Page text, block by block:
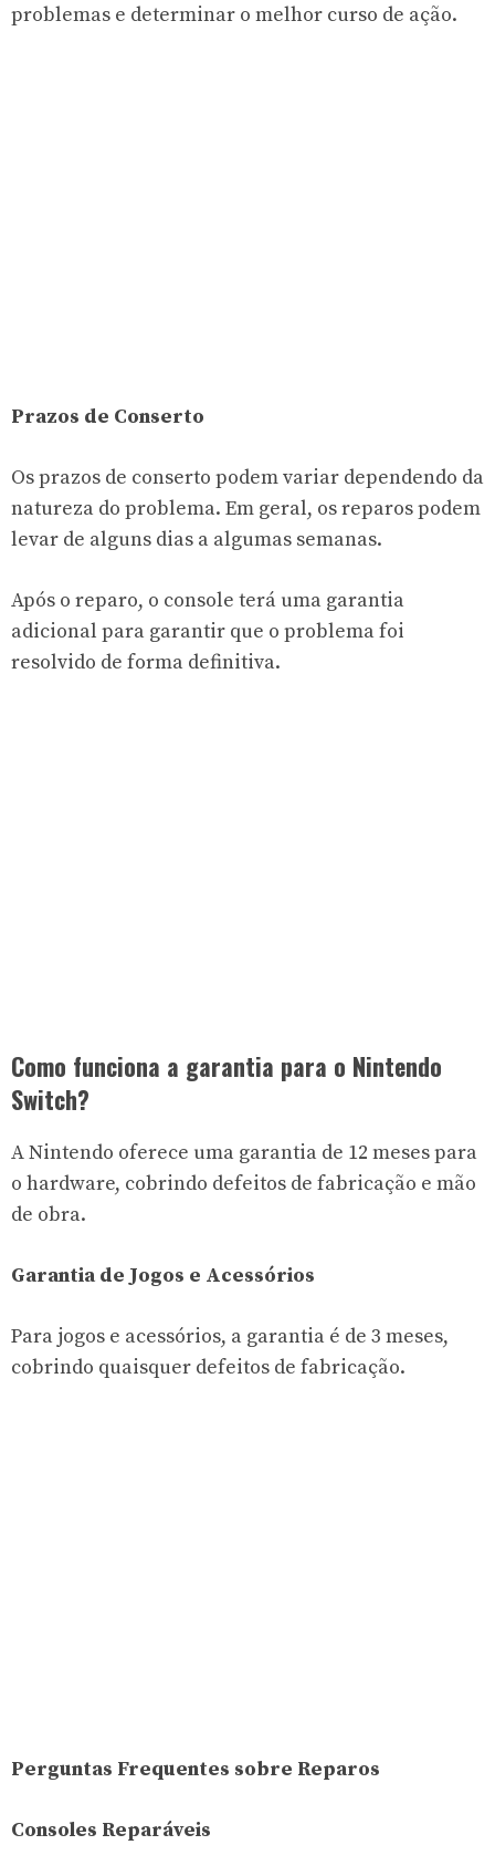
problemas e determinar o melhor curso de ação.
Prazos de Conserto
Os prazos de conserto podem variar dependendo da
natureza do problema. Em geral, os reparos podem
levar de alguns dias a algumas semanas.
Após o reparo, o console terá uma garantia
adicional para garantir que o problema foi
resolvido de forma definitiva.
Como funciona a garantia para o Nintendo
Switch?
A Nintendo oferece uma garantia de 12 meses para
o hardware, cobrindo defeitos de fabricação e mão
de obra.
Garantia de Jogos e Acessórios
Para jogos e acessórios, a garantia é de 3 meses,
cobrindo quaisquer defeitos de fabricação.
Perguntas Frequentes sobre Reparos
Consoles Reparáveis